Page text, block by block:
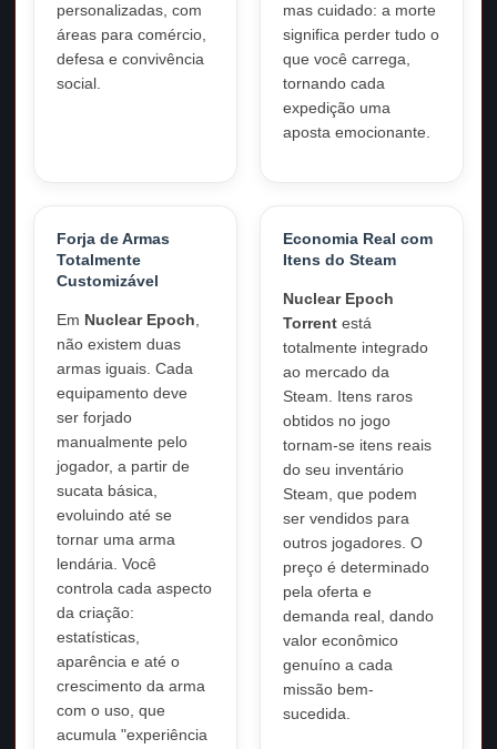
personalizadas, com
áreas para comércio,
defesa e convivência
social.
mas cuidado: a morte
significa perder tudo o
que você carrega,
tornando cada
expedição uma
aposta emocionante.
Forja de Armas
Totalmente
Customizável
Em Nuclear Epoch
não existem duas
armas iguais. Cada
equipamento deve
ser forjado
manualmente pelo
jogador, a partir de
sucata básica,
evoluindo até se
tornar uma arma
lendária. Você
controla cada aspecto
da criação:
estatísticas,
aparência e até o
crescimento da arma
com o uso, que
acumula "experiência
Economia Real com
Itens do Steam
Nuclear Epoch
Torrentestá
totalmente integrado
ao mercado da
Steam. Itens raros
obtidos no jogo
tornam-se itens reais
do seu inventário
Steam, que podem
ser vendidos para
outros jogadores. O
preço é determinado
pela oferta e
demanda real, dando
valor econômico
genuíno a cada
missão bem-
sucedida.